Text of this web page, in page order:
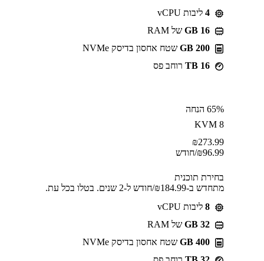
4 ליבות vCPU
GB 16 של RAM
200 GB
שטח אחסון בדיסק NVMe
16 TB
רוחב פס
65% הנחה
KVM 8
273.99
₪
96.99
₪/חודש
בחירת תוכנית
מתחדש ב-⁦184.99⁩₪/חודש ל-2 שנים. בטלו בכל עת.
8 ליבות vCPU
GB 32 של RAM
400 GB
שטח אחסון בדיסק NVMe